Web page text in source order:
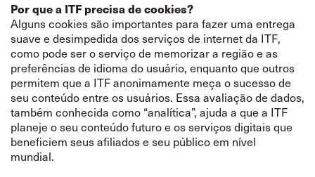
Por que a ITF precisa de cookies?
Alguns cookies são importantes para fazer uma entrega
suave e desimpedida dos serviços de internet da ITF,
como pode ser o serviço de memorizar a região e as
preferências de idioma do usuário, enquanto que outros
permitem que a ITF anonimamente meça o sucesso de
seu conteúdo entre os usuários. Essa avaliação de dados,
também conhecida como “analítica”, ajuda a que a ITF
planeje o seu conteúdo futuro e os serviços digitais que
beneficiem seus afiliados e seu público em nível
mundial.